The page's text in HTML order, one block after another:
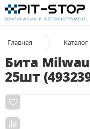
Главная Каталог
Бита
25шт